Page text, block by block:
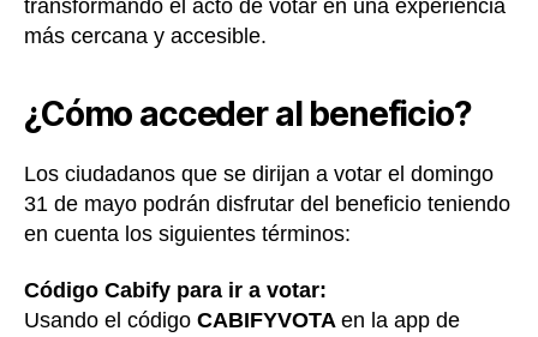
transformando el acto de votar en una experiencia
más cercana y accesible.
¿Cómo acceder al beneficio?
Los ciudadanos que se dirijan a votar el domingo
31 de mayo podrán disfrutar del beneficio teniendo
en cuenta los siguientes términos:
Código Cabify para ir a votar:
Usando el código CABIFYVOTA en la app de